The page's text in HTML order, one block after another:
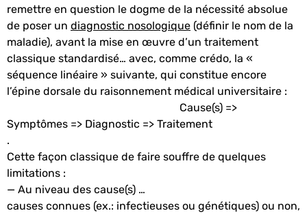
remettre en question le dogme de la nécessité absolue
de poser un diagnostic nosologique (définir le nom de la
maladie), avant la mise en œuvre d’un traitement
classique standardisé… avec, comme crédo, la «
séquence linéaire » suivante, qui constitue encore
l’épine dorsale du raisonnement médical universitaire :
Cause(s) =>
Symptômes => Diagnostic => Traitement
.
Cette façon classique de faire souffre de quelques
limitations :
— Au niveau des cause(s) …
causes connues (ex.: infectieuses ou génétiques) ou non,